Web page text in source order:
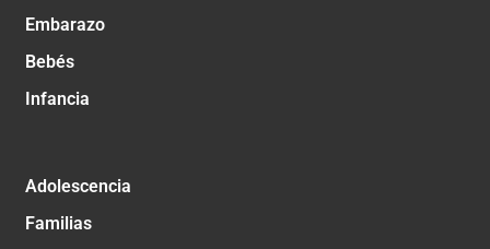
Embarazo
Bebés
Infancia
Adolescencia
Familias